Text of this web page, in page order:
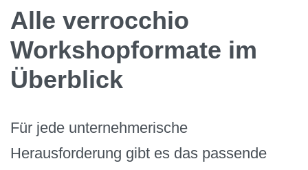
Alle verrocchio
Workshopformate im
Überblick
Für jede unternehmerische
Herausforderung gibt es das passende